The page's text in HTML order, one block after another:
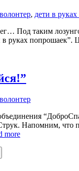
волонтер, дети в
Под таким
руках
волонтер
Напомним, что
more